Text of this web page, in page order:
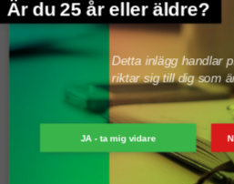
Denna webbplats använder Akismet
dig om hur din kommentarsdata
Är du 25 år eller äldre?
Detta inlägg handlar
riktar sig till dig som
JA - ta mig vidare